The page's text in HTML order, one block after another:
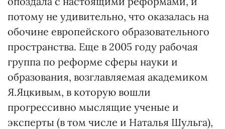
потому не удивительно, что оказалась на
обочине европейского образовательного
пространства. Еще в 2005 году рабочая
группа по реформе сферы науки и
образования, возглавляемая академиком
Я.Яцкивым, в которую вошли
прогрессивно мыслящие ученые и
эксперты (в том числе и Наталья Шульга),